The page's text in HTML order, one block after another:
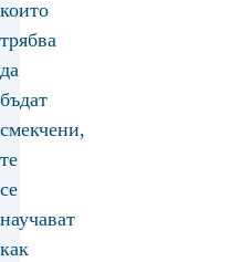
които
трябва
да
бъдат
смекчени,
те
се
научават
как